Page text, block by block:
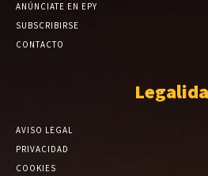
ANÚNCIATE EN EPY
SUBSCRIBIRSE
CONTACTO
AVISO LEGAL
PRIVACIDAD
COOKIES